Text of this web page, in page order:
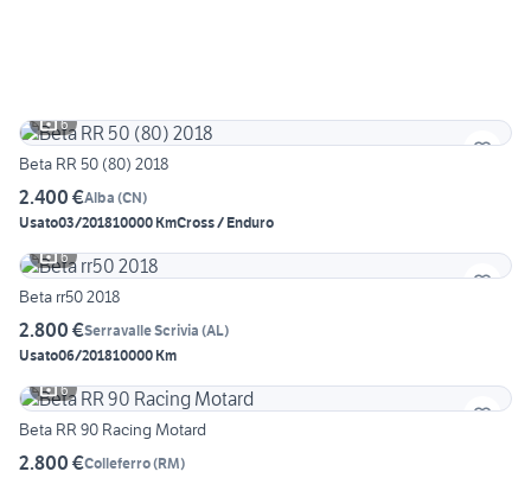
6
Beta RR 50 (80) 2018
2.400 €Alba (CN)
Usato03/201810000 KmCross / Enduro
6
Beta rr50 2018
2.800 €Serravalle Scrivia (AL)
Usato06/201810000 Km
6
Beta RR 90 Racing Motard
2.800 €Colleferro(RM)